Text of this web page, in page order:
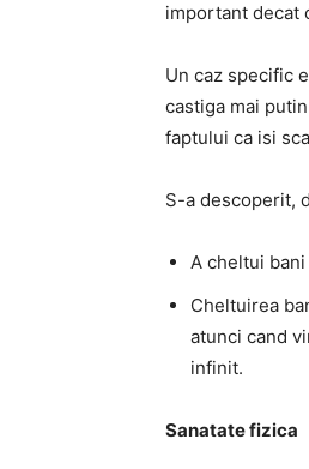
important decat
Un caz specific
castiga mai
faptului ca isi
S-a descoperit,
A cheltui
Cheltuirea
atunci cand
infinit.
Sanatate fizica